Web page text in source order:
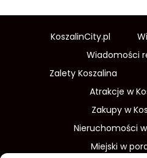
KoszalinCity.pl
Wiadomości
Zalety Koszalina
Atrakcje w
Zakupy w
Nieruchomości
Miejski w